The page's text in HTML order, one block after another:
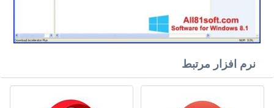
نرم افزار مرتبط